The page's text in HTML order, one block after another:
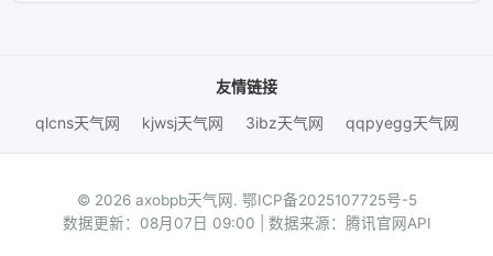
友情链接
qlcns天气网
kjwsj天气网 3ibz天气网 qqpyegg天气网
© 2026 axobpb天气网. 鄂ICP备2025107725号-5
数据更新：08月07日 09:00 | 数据来源：腾讯官网API